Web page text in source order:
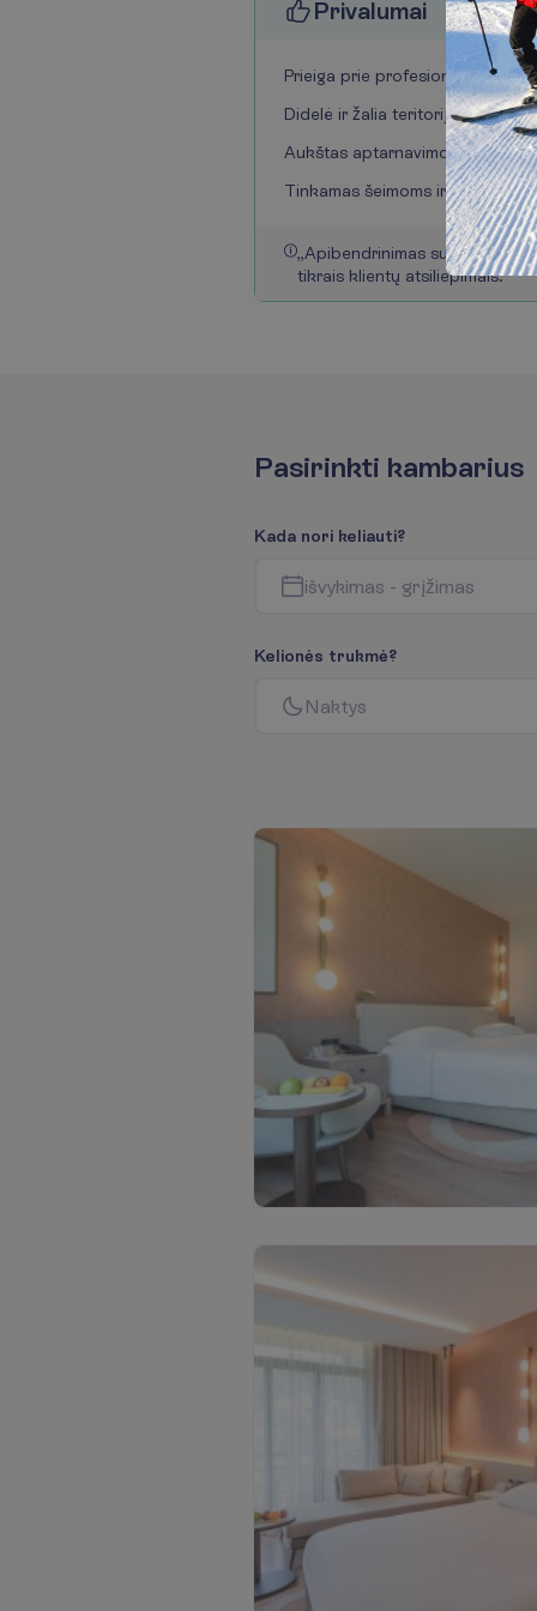
Privalumai
Prieiga prie profesionalių golfo
Didelė ir žalia teritorija
Aukštas aptarnavimo lygis
Tinkamas šeimoms ir sporto
„Apibendrinimas sugeneruotas
tikrais klientų atsiliepimais.“
Pasirinkti kambarius
Kada nori keliauti?
išvykimas - grįžimas
Kelionės trukmė?
Naktys